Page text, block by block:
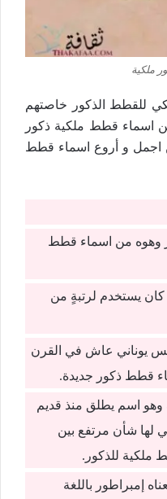
ملكية
للقطط الذكور خاصتهم
اسماء قطط ملكية ذكور
اجمل و أروع اسماء قطط
وهوه من اسماء قطط
يستخدم لرتبةٍ من
يوناني عاش في القرن
قطط ذكور جديدة.
وهو اسم يطلق منذ قديم
لها شأن مرتفع بين
ملكية للذكور.
إمبراطور باللغة